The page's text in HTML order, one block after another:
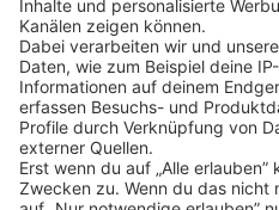
ZAHLUNGSMETHODEN
SOCIAL
NEWSLETTER